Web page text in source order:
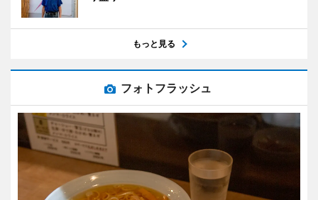
もっと見る
フォトフラッシュ